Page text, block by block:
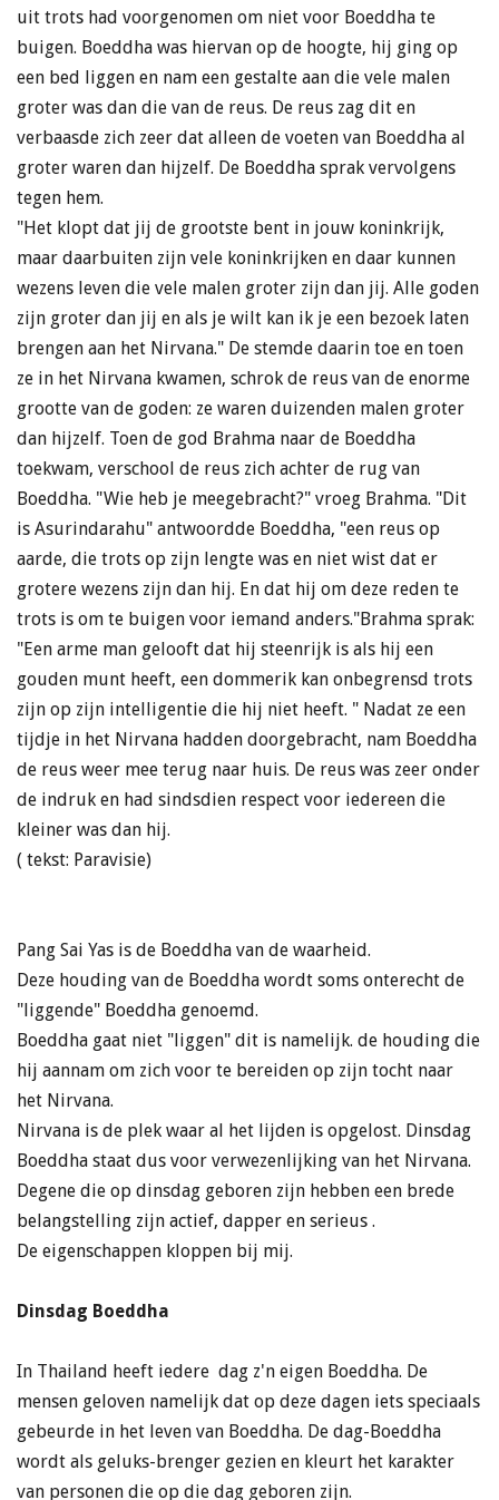
uit trots had voorgenomen om niet voor Boeddha te
buigen. Boeddha was hiervan op de hoogte, hij ging op
een bed liggen en nam een gestalte aan die vele malen
groter was dan die van de reus. De reus zag dit en
verbaasde zich zeer dat alleen de voeten van Boeddha al
groter waren dan hijzelf. De Boeddha sprak vervolgens
tegen hem.
"Het klopt dat jij de grootste bent in jouw koninkrijk,
maar daarbuiten zijn vele koninkrijken en daar kunnen
wezens leven die vele malen groter zijn dan jij. Alle goden
zijn groter dan jij en als je wilt kan ik je een bezoek laten
brengen aan het Nirvana." De stemde daarin toe en toen
ze in het Nirvana kwamen, schrok de reus van de enorme
grootte van de goden: ze waren duizenden malen groter
dan hijzelf. Toen de god Brahma naar de Boeddha
toekwam, verschool de reus zich achter de rug van
Boeddha. "Wie heb je meegebracht?" vroeg Brahma. "Dit
is Asurindarahu" antwoordde Boeddha, "een reus op
aarde, die trots op zijn lengte was en niet wist dat er
grotere wezens zijn dan hij. En dat hij om deze reden te
trots is om te buigen voor iemand anders."Brahma sprak:
"Een arme man gelooft dat hij steenrijk is als hij een
gouden munt heeft, een dommerik kan onbegrensd trots
zijn op zijn intelligentie die hij niet heeft. " Nadat ze een
tijdje in het Nirvana hadden doorgebracht, nam Boeddha
de reus weer mee terug naar huis. De reus was zeer onder
de indruk en had sindsdien respect voor iedereen die
kleiner was dan hij.
( tekst: Paravisie)
Pang Sai Yas is de Boeddha van de waarheid.
Deze houding van de Boeddha wordt soms onterecht de
"liggende" Boeddha genoemd.
Boeddha gaat niet "liggen" dit is namelijk. de houding die
hij aannam om zich voor te bereiden op zijn tocht naar
het Nirvana.
Nirvana is de plek waar al het lijden is opgelost. Dinsdag
Boeddha staat dus voor verwezenlijking van het Nirvana.
Degene die op dinsdag geboren zijn hebben een brede
belangstelling zijn actief, dapper en serieus .
De eigenschappen kloppen bij mij.
Dinsdag Boeddha
In Thailand heeft iedere dag z'n eigen Boeddha. De
mensen geloven namelijk dat op deze dagen iets speciaals
gebeurde in het leven van Boeddha. De dag-Boeddha
wordt als geluks-brenger gezien en kleurt het karakter
van personen die op die dag geboren zijn.